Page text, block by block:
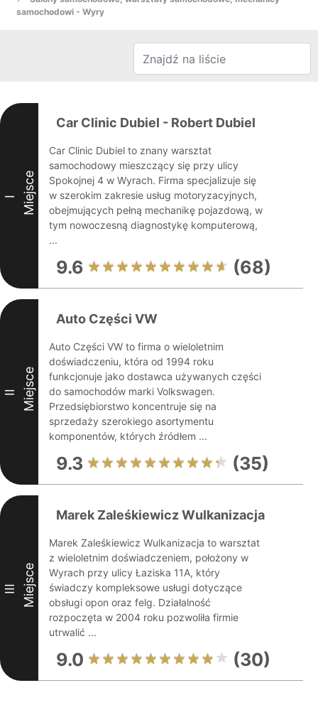
samochodowi - Wyry
I Miejsce
Car Clinic Dubiel - Robert Dubiel
Car Clinic Dubiel to znany warsztat
samochodowy mieszczący się przy ulicy
Spokojnej 4 w Wyrach. Firma specjalizuje się
w szerokim zakresie usług motoryzacyjnych,
obejmujących pełną mechanikę pojazdową, w
tym nowoczesną diagnostykę komputerową,
...
9.6 (68)
II Miejsce
Auto Części VW
Auto Części VW to firma o wieloletnim
doświadczeniu, która od 1994 roku
funkcjonuje jako dostawca używanych części
do samochodów marki Volkswagen.
Przedsiębiorstwo koncentruje się na
sprzedaży szerokiego asortymentu
komponentów, których źródłem ...
9.3 (35)
III Miejsce
Marek Zaleśkiewicz Wulkanizacja
Marek Zaleśkiewicz Wulkanizacja to warsztat
z wieloletnim doświadczeniem, położony w
Wyrach przy ulicy Łaziska 11A, który
świadczy kompleksowe usługi dotyczące
obsługi opon oraz felg. Działalność
rozpoczęta w 2004 roku pozwoliła firmie
utrwalić ...
9.0 (30)